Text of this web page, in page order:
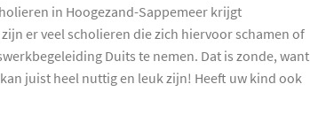
in Hoogezand-Sappemeer krijgt
er veel scholieren die zich hiervoor schamen of
Duits te nemen. Dat is zonde, want
juist heel nuttig en leuk zijn! Heeft uw kind ook